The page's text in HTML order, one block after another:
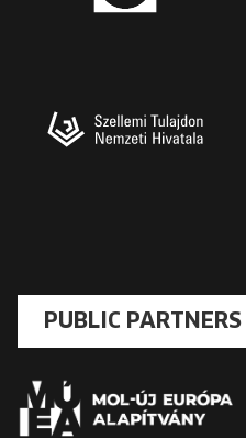
PUBLIC PARTNERS